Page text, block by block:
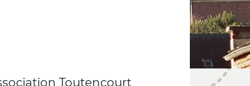
Toutencourt